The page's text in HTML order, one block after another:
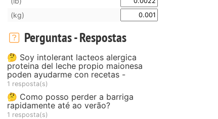
(kg)
Perguntas - Respostas
🤔 Soy intolerant lacteos alergica
proteina del leche propio maionesa
poden ayudarme con recetas -
1 resposta(s)
🤔 Como posso perder a barriga
rapidamente até ao verão?
1 resposta(s)